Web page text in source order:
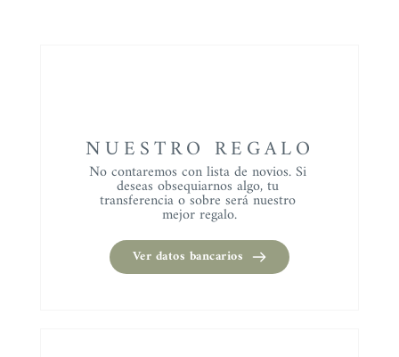
NUESTRO REGALO
No contaremos con lista de novios. Si
deseas obsequiarnos algo, tu
transferencia o sobre será nuestro
mejor regalo.
Ver datos bancarios